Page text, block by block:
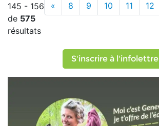
145 - 156
de 575
résultats
« 8 9 10 11 12
S'inscrire à l'infolettre